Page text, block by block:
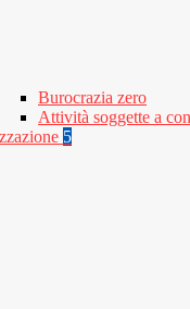
Burocrazia zero
Attività soggette a
5